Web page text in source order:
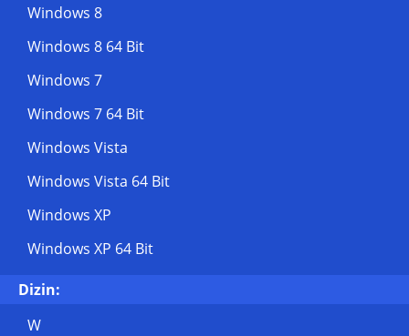
Windows 8
Windows 8 64 Bit
Windows 7
Windows 7 64 Bit
Windows Vista
Windows Vista 64 Bit
Windows XP
Windows XP 64 Bit
Dizin:
W